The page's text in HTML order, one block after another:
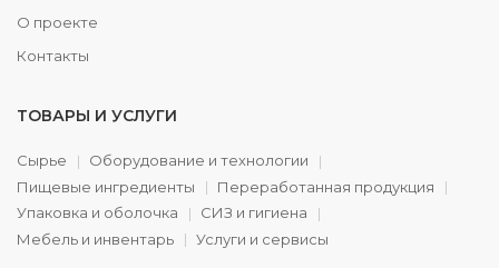
О проекте
Контакты
ТОВАРЫ И УСЛУГИ
Сырье
Оборудование и технологии
Пищевые ингредиенты
Переработанная продукция
Упаковка и оболочка
СИЗ и гигиена
Мебель и инвентарь
Услуги и сервисы